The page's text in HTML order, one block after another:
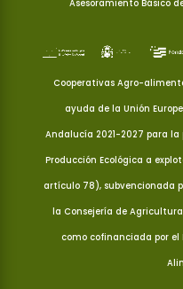
Asesoramiento Básico
Cooperativas Agro-
ayuda de la Unión
Andalucía 2021-2027 para la
Producción Ecológica a
artículo 78), subvencionada
la Consejería de
como cofinanciada por el